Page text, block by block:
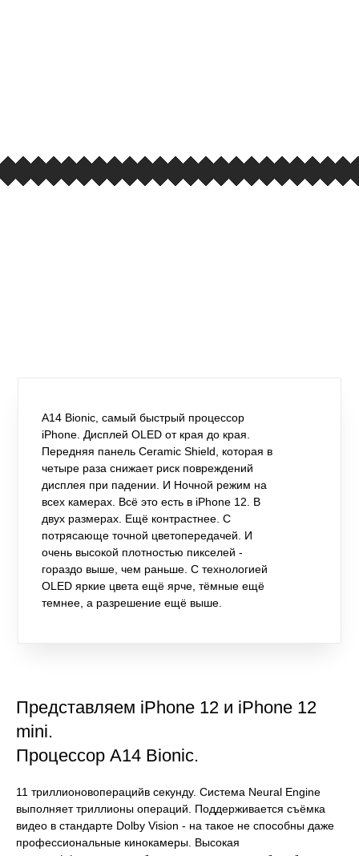
A14 Bionic, самый быстрый процессор
iPhone. Дисплей OLED от края до края.
Передняя панель Ceramic Shield, которая в
четыре раза снижает риск повреждений
дисплея при падении. И Ночной режим на
всех камерах. Всё это есть в iPhone 12. В
двух размерах. Ещё контрастнее. С
потрясающе точной цветопередачей. И
очень высокой плотностью пикселей -
гораздо выше, чем раньше. С технологией
OLED яркие цвета ещё ярче, тёмные ещё
темнее, а разрешение ещё выше.
Представляем iPhone 12 и iPhone 12
mini.
Процессор A14 Bionic.
11 триллионовоперацийв секунду. Система Neural Engine
выполняет триллионы операций. Поддерживается съёмка
видео в стандарте Dolby Vision - на такое не способны даже
профессиональные кинокамеры. Высокая